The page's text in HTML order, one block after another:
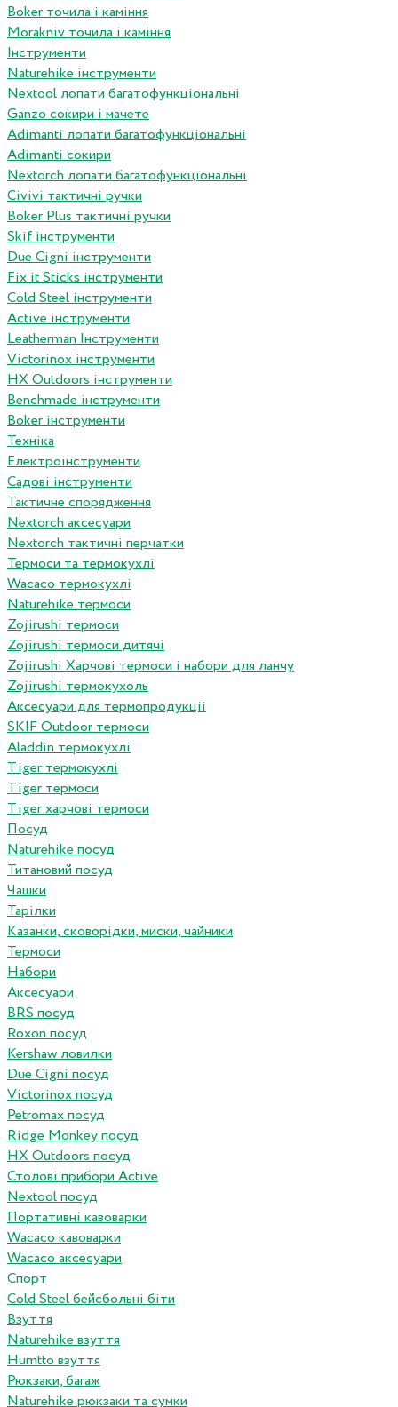
Boker точила і каміння
Morakniv точила і каміння
Інструменти
Naturehike інструменти
Nextool лопати багатофункціональні
Ganzo сокири і мачете
Adimanti лопати багатофункціональні
Adimanti сокири
Nextorch лопати багатофункціональні
Сivivi тактичні ручки
Boker Plus тактичні ручки
Skif інструменти
Due Cigni інструменти
Fix it Sticks інструменти
Сold Steel інструменти
Active інструменти
Leatherman Інструменти
Victorinox інструменти
HX Outdoors інструменти
Benchmade інструменти
Boker інструменти
Техніка
Електроінструменти
Садові інструменти
Тактичне спорядження
Nextorch аксесуари
Nextorch тактичні перчатки
Термоси та термокухлі
Wacaco термокухлі
Naturehike термоси
Zojirushi термоси
Zojirushi термоси дитячі
Zojirushi Харчові термоси і набори для ланчу
Zojirushi термокухоль
Аксесуари для термопродукціі
SKIF Outdoor термоси
Aladdin термокухлі
Tiger термокухлі
Tiger термоси
Tiger харчові термоси
Посуд
Naturehike посуд
Титановий посуд
Чашки
Тарілки
Казанки, сковорідки, миски, чайники
Термоси
Набори
Аксесуари
BRS посуд
Roxon посуд
Kershaw ловилки
Due Cigni посуд
Victorinox посуд
Petromax посуд
Ridge Monkey посуд
HX Outdoors посуд
Столові прибори Active
Nextool посуд
Портативні кавоварки
Wacaco кавоварки
Wacaco аксесуари
Спорт
Cold Steel бейсбольні біти
Взуття
Naturehike взуття
Humtto взуття
Рюкзаки, багаж
Naturehike рюкзаки та сумки